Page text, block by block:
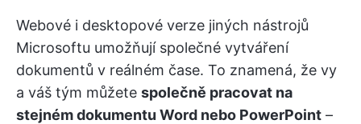
Webové i desktopové verze jiných nástrojů
Microsoftu umožňují společné vytváření
dokumentů v reálném čase. To znamená, že vy
a váš tým můžete společně pracovat na
stejném dokumentu Word nebo PowerPoint –